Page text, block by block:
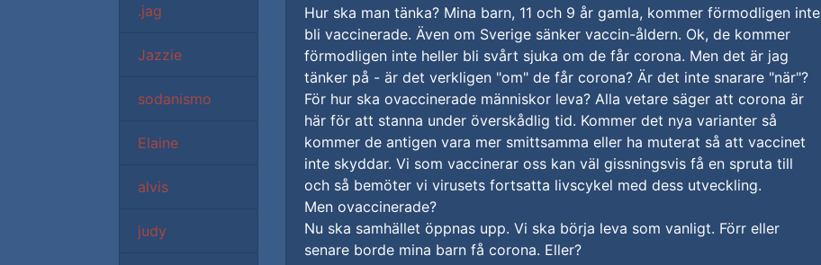
.jag
Jazzie
sodanismo
Elaine
alvis
judy
Hur ska man tänka? Mina barn, 11 och 9 år gamla, kommer förmodligen inte
bli vaccinerade. Även om Sverige sänker vaccin-åldern. Ok, de kommer
förmodligen inte heller bli svårt sjuka om de får corona. Men det är jag
tänker på - är det verkligen "om" de får corona? Är det inte snarare "när"?
För hur ska ovaccinerade människor leva? Alla vetare säger att corona är
här för att stanna under överskådlig tid. Kommer det nya varianter så
kommer de antigen vara mer smittsamma eller ha muterat så att vaccinet
inte skyddar. Vi som vaccinerar oss kan väl gissningsvis få en spruta till
och så bemöter vi virusets fortsatta livscykel med dess utveckling.
Men ovaccinerade?
Nu ska samhället öppnas upp. Vi ska börja leva som vanligt. Förr eller
senare borde mina barn få corona. Eller?